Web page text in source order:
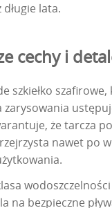
długie lata.
cechy i
szkiełko
że tarcza
nawet po
na bezpieczne